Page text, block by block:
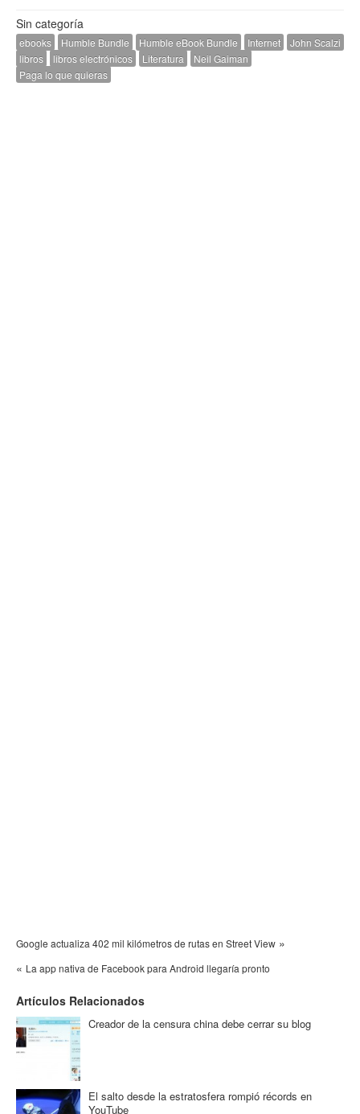
Sin categoría
ebooks Humble Bundle Humble eBook Bundle Internet
John Scalzi
libros
libros electrónicos Literatura
Neil Gaiman
Paga lo que quieras
Google actualiza 402 mil kilómetros de rutas en Street View »
« La app nativa de Facebook para Android llegaría pronto
Artículos Relacionados
Creador de la censura china debe cerrar su blog
El salto desde la estratosfera rompió récords en
YouTube